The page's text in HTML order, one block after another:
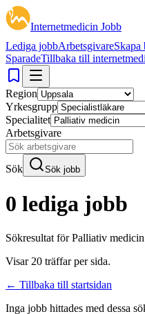
Internetmedicin Jobb
Lediga jobbArbetsgivareSkapa
SparadeTillbaka till
Region
Yrkesgrupp
Specialitet
Arbetsgivare
Sök Sök jobb
0 lediga jobb
Sökresultat förPalliativ
Visar 20 träffar per sida.
← Tillbaka till startsidan
Inga jobb hittades med dessa